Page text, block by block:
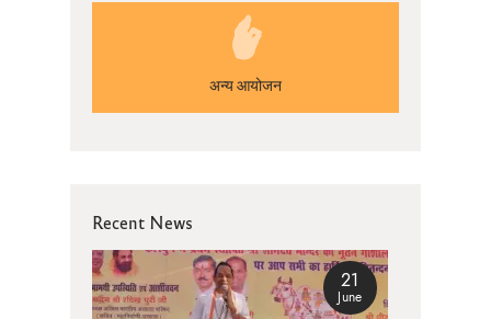
अन्य आयोजन
Recent News
21
June